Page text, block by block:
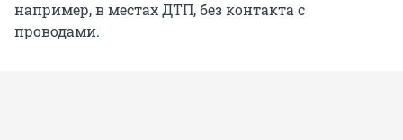
например, в местах ДТП, без контакта с
проводами.